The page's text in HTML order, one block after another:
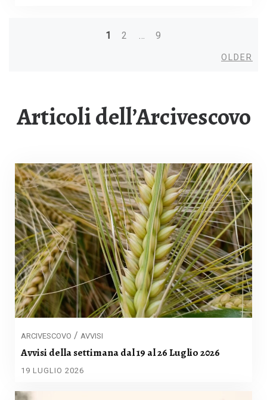
1 2 …
9
OLDER
Articoli dell’Arcivescovo
ARCIVESCOVO / AVVISI
Avvisi della settimana dal 19 al 26 Luglio 2026
19 LUGLIO 2026